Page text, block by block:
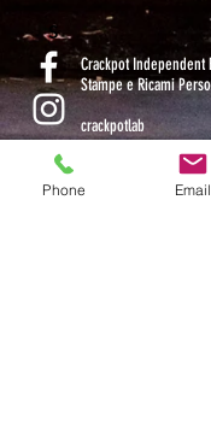
S
Crackpot Independent
Stampe e Ricami
crackpotlab
Phone Email